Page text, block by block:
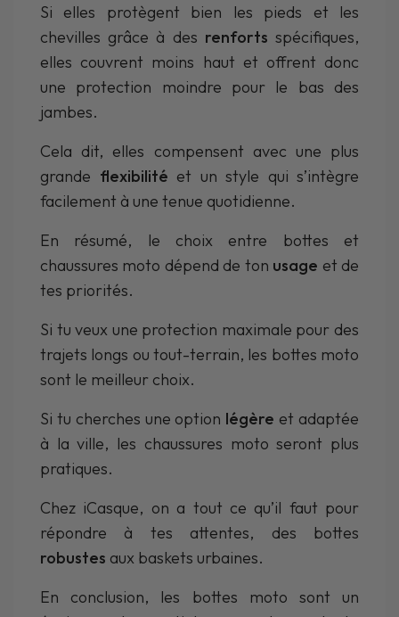
Si elles protègent bien les pieds et les
chevilles grâce à des renforts spécifiques,
elles couvrent moins haut et offrent donc
une protection moindre pour le bas des
jambes.
Cela dit, elles compensent avec une plus
grande flexibilité et un style qui s’intègre
facilement à une tenue quotidienne.
En résumé, le choix entre bottes et
chaussures moto dépend de ton usage et de
tes priorités.
Si tu veux une protection maximale pour des
trajets longs ou tout-terrain, les bottes moto
sont le meilleur choix.
Si tu cherches une option légère et adaptée
à la ville, les chaussures moto seront plus
pratiques.
Chez iCasque, on a tout ce qu’il faut pour
répondre à tes attentes, des bottes
robustes aux baskets urbaines.
En conclusion, les bottes moto sont un